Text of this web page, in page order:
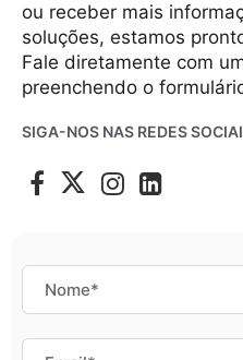
ou receber mais
soluções, estamos
Fale diretamente com
preenchendo o
SIGA-NOS NAS REDES